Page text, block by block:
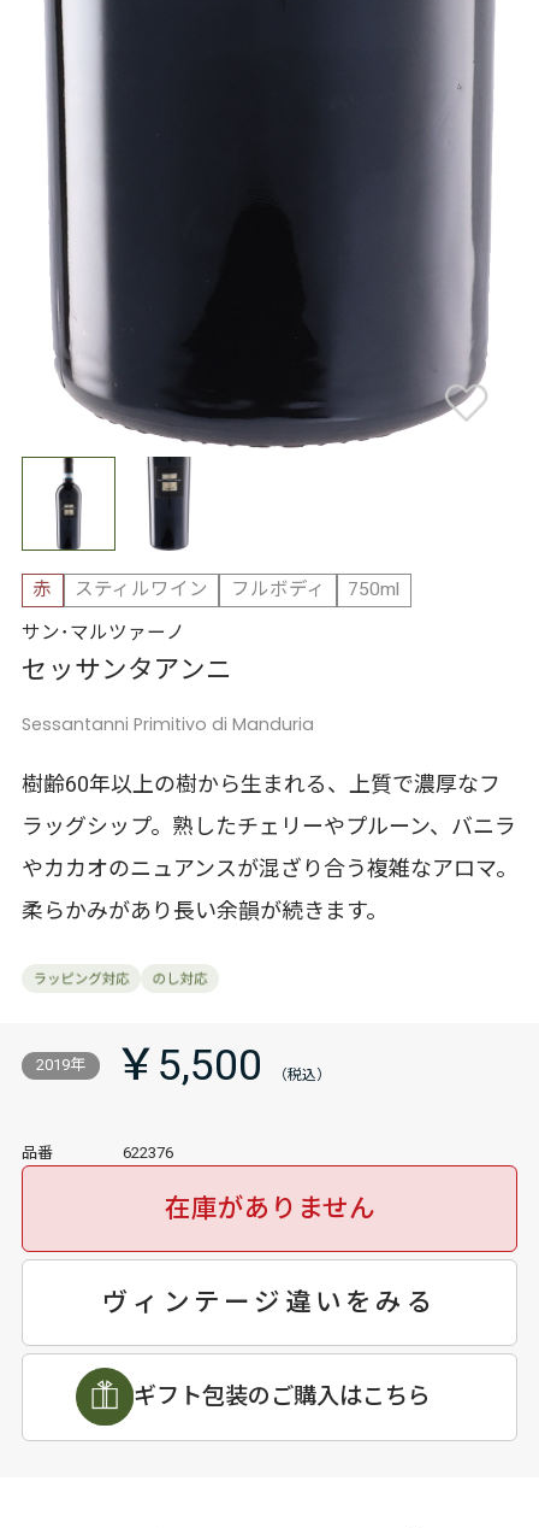
赤 スティルワイン フルボディ
750ml
サン･マルツァーノ
セッサンタアンニ
Sessantanni Primitivo di Manduria
樹齢60年以上の樹から生まれる、上質で濃厚なフ
ラッグシップ。熟したチェリーやプルーン、バニラ
やカカオのニュアンスが混ざり合う複雑なアロマ。
柔らかみがあり長い余韻が続きます。
2019年 ￥5,500
品番 622376
在庫がありません
ヴィンテージ違いをみる
ギフト包装のご購入はこちら